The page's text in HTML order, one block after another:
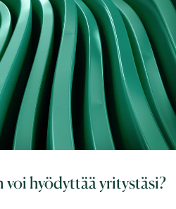
hyödyttää yritystäsi?